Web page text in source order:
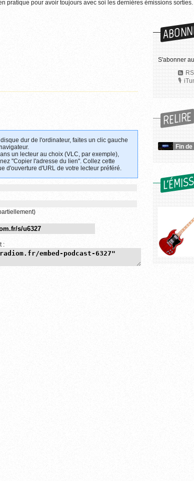
pratique pour avoir toujours avec soi les dernières émissions sorties.
dur de l'ordinateur, faites un clic gauche
un lecteur au choix (VLC, par exemple),
"Copier l'adresse du lien". Collez cette
d'ouverture d'URL de votre lecteur préféré.
:
S'abonner
RELIRE
Fin